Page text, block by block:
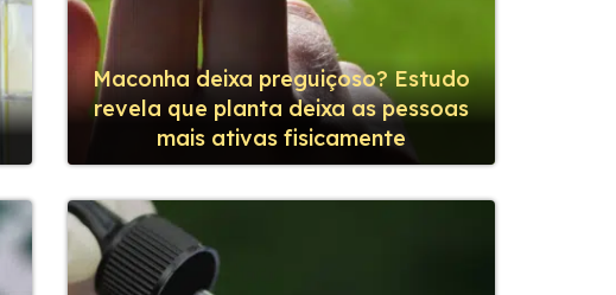
Maconha deixa preguiçoso? Estudo
revela que planta deixa as pessoas
mais ativas fisicamente